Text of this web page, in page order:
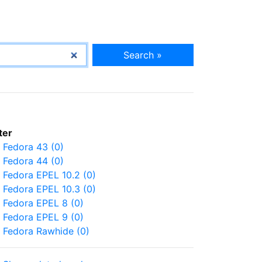
Search »
Fedora 43 (0)
Fedora 44 (0)
Fedora EPEL 10.2 (0)
Fedora EPEL 10.3 (0)
Fedora EPEL 8 (0)
Fedora EPEL 9 (0)
Fedora Rawhide (0)